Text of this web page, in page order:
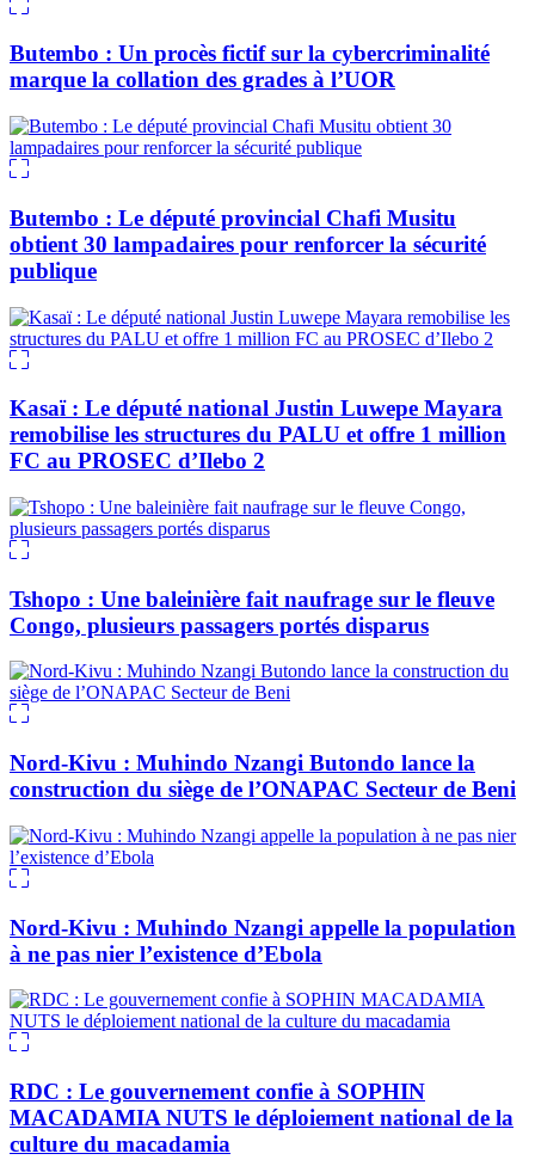
Butembo : Un procès fictif sur la cybercriminalité
marque la collation des grades à l’UOR
Butembo : Le député provincial Chafi Musitu
obtient 30 lampadaires pour renforcer la sécurité
publique
Kasaï : Le député national Justin Luwepe Mayara
remobilise les structures du PALU et offre 1 million
FC au PROSEC d’Ilebo 2
Tshopo : Une baleinière fait naufrage sur le fleuve
Congo, plusieurs passagers portés disparus
Nord-Kivu : Muhindo Nzangi Butondo lance la
construction du siège de l’ONAPAC Secteur de Beni
Nord-Kivu : Muhindo Nzangi appelle la population
à ne pas nier l’existence d’Ebola
RDC : Le gouvernement confie à SOPHIN
MACADAMIA NUTS le déploiement national de la
culture du macadamia